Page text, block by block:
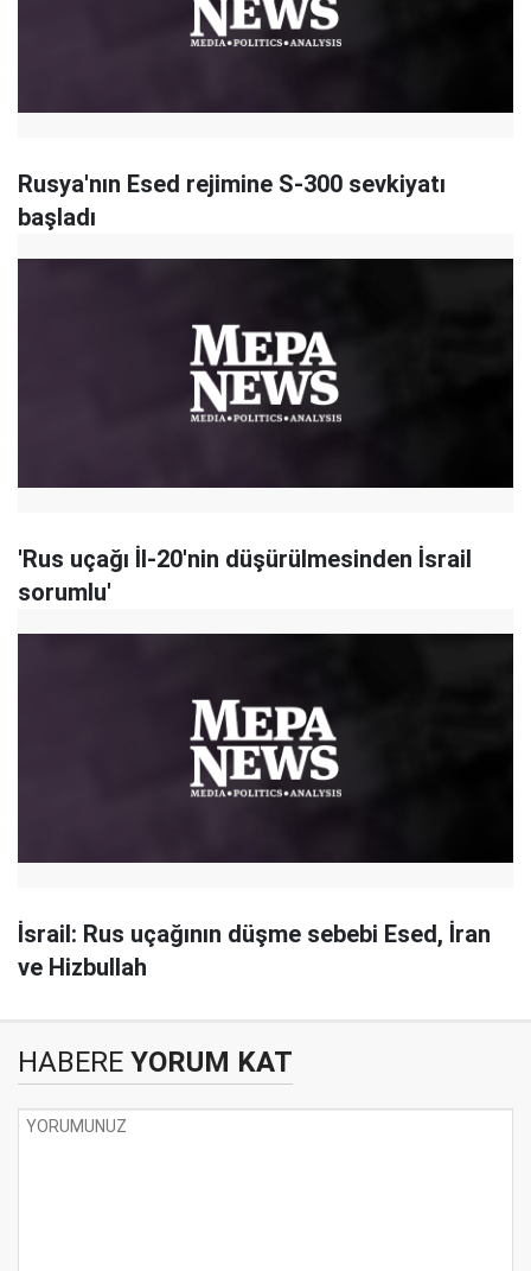
Rusya'nın Esed rejimine S-300 sevkiyatı
başladı
'Rus uçağı İl-20'nin düşürülmesinden İsrail
sorumlu'
İsrail: Rus uçağının düşme sebebi Esed, İran
ve Hizbullah
HABERE YORUM KAT